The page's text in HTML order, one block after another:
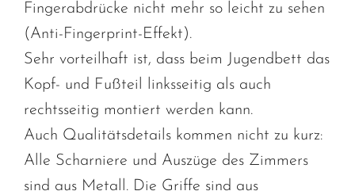
Fingerabdrücke nicht mehr so leicht zu sehen
(Anti-Fingerprint-Effekt).
Sehr vorteilhaft ist, dass beim Jugendbett das
Kopf- und Fußteil linksseitig als auch
rechtsseitig montiert werden kann.
Auch Qualitätsdetails kommen nicht zu kurz:
Alle Scharniere und Auszüge des Zimmers
sind aus Metall. Die Griffe sind aus